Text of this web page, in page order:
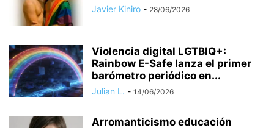
Javier Kiniro - 28/06/2026
Violencia digital LGTBIQ+:
Rainbow E-Safe lanza el primer
barómetro periódico en...
Julian L. - 14/06/2026
Arromanticismo educación